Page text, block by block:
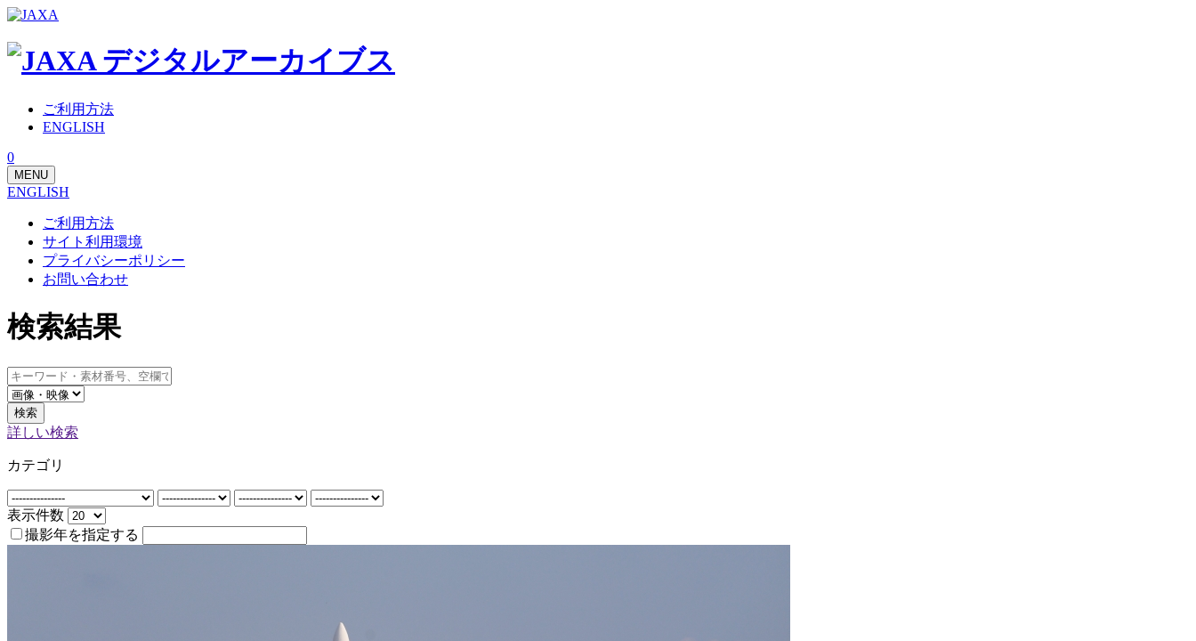
ご利用方法
ENGLISH
0
MENU
ENGLISH
ご利用方法
サイト利用環境
プライバシーポリシー
お問い合わせ
検索結果
検索
詳しい検索
カテゴリ
表示件数
撮影年を指定する